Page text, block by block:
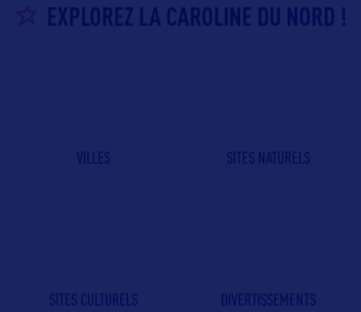
EXPLOREZ LA CAROLINE DU NORD !
VILLES SITES NATURELS
SITES CULTURELS DIVERTISSEMENTS